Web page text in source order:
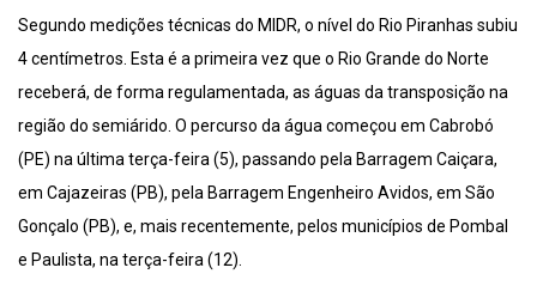
Segundo medições técnicas do MIDR, o nível do Rio Piranhas subiu
4 centímetros. Esta é a primeira vez que o Rio Grande do Norte
receberá, de forma regulamentada, as águas da transposição na
região do semiárido. O percurso da água começou em Cabrobó
(PE) na última terça-feira (5), passando pela Barragem Caiçara,
em Cajazeiras (PB), pela Barragem Engenheiro Avidos, em São
Gonçalo (PB), e, mais recentemente, pelos municípios de Pombal
e Paulista, na terça-feira (12).